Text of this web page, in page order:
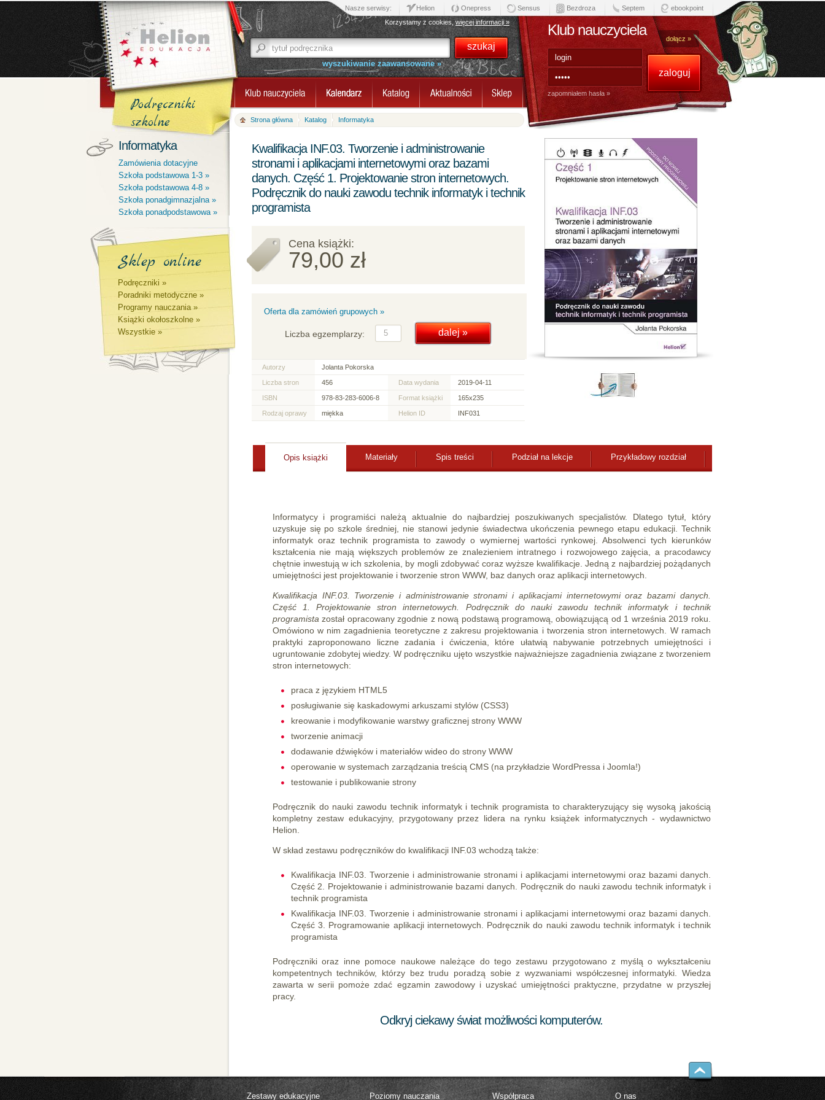
Nasze serwisy: Helion Onepress Sensus Bezdroza Septem
ebookpoint
Korzystamy z cookies,więcej informacji »
wyszukiwanie zaawansowane »
Klub nauczyciela
dołącz »
zapomniałem hasła »
Podręczniki
szkolne
Informatyka
Zamówienia dotacyjne
Szkoła podstawowa 1-3 »
Szkoła podstawowa 4-8 »
Szkoła ponadgimnazjalna »
Szkoła ponadpodstawowa »
Sklep online
Podręczniki »
Poradniki metodyczne »
Programy nauczania »
Książki okołoszkolne »
Wszystkie »
Strona główna Katalog Informatyka
Kwalifikacja INF.03. Tworzenie i administrowanie
stronami i aplikacjami internetowymi oraz bazami
danych. Część 1. Projektowanie stron internetowych.
Podręcznik do nauki zawodu technik informatyk i technik
programista
Cena książki:
79,00 zł
Oferta dla zamówień grupowych »
Liczba egzemplarzy:
Autorzy Jolanta Pokorska
Liczba stron 456 Data wydania 2019-04-11
ISBN 978-83-283-6006-8 Format książki 165x235
Rodzaj oprawy miękka Helion ID INF031
Opis książki Materiały Spis treści Podział na lekcje Przykładowy rozdział
Informatycy i programiści należą aktualnie do najbardziej poszukiwanych specjalistów. Dlatego tytuł, który
uzyskuje się po szkole średniej, nie stanowi jedynie świadectwa ukończenia pewnego etapu edukacji. Technik
informatyk oraz technik programista to zawody o wymiernej wartości rynkowej. Absolwenci tych kierunków
kształcenia nie mają większych problemów ze znalezieniem intratnego i rozwojowego zajęcia, a pracodawcy
chętnie inwestują w ich szkolenia, by mogli zdobywać coraz wyższe kwalifikacje. Jedną z najbardziej pożądanych
umiejętności jest projektowanie i tworzenie stron WWW, baz danych oraz aplikacji internetowych.
Kwalifikacja INF.03. Tworzenie i administrowanie stronami i aplikacjami internetowymi oraz bazami danych.
Część 1. Projektowanie stron internetowych. Podręcznik do nauki zawodu technik informatyk i technik
programistazostał opracowany zgodnie z nową podstawą programową, obowiązującą od 1 września 2019 roku.
Omówiono w nim zagadnienia teoretyczne z zakresu projektowania i tworzenia stron internetowych. W ramach
praktyki zaproponowano liczne zadania i ćwiczenia, które ułatwią nabywanie potrzebnych umiejętności i
ugruntowanie zdobytej wiedzy. W podręczniku ujęto wszystkie najważniejsze zagadnienia związane z tworzeniem
stron internetowych:
praca z językiem HTML5
posługiwanie się kaskadowymi arkuszami stylów (CSS3)
kreowanie i modyfikowanie warstwy graficznej strony WWW
tworzenie animacji
dodawanie dźwięków i materiałów wideo do strony WWW
operowanie w systemach zarządzania treścią CMS (na przykładzie WordPressa i Joomla!)
testowanie i publikowanie strony
Podręcznik do nauki zawodu technik informatyk i technik programista to charakteryzujący się wysoką jakością
kompletny zestaw edukacyjny, przygotowany przez lidera na rynku książek informatycznych - wydawnictwo
Helion.
W skład zestawu podręczników do kwalifikacji INF.03 wchodzą także:
Kwalifikacja INF.03. Tworzenie i administrowanie stronami i aplikacjami internetowymi oraz bazami danych.
Część 2. Projektowanie i administrowanie bazami danych. Podręcznik do nauki zawodu technik informatyk i
technik programista
Kwalifikacja INF.03. Tworzenie i administrowanie stronami i aplikacjami internetowymi oraz bazami danych.
Część 3. Programowanie aplikacji internetowych. Podręcznik do nauki zawodu technik informatyk i technik
programista
Podręczniki oraz inne pomoce naukowe należące do tego zestawu przygotowano z myślą o wykształceniu
kompetentnych techników, którzy bez trudu poradzą sobie z wyzwaniami współczesnej informatyki. Wiedza
zawarta w serii pomoże zdać egzamin zawodowy i uzyskać umiejętności praktyczne, przydatne w przyszłej
pracy.
Odkryj ciekawy świat możliwości komputerów.
Zestawy edukacyjne Poziomy nauczania Współpraca O nas